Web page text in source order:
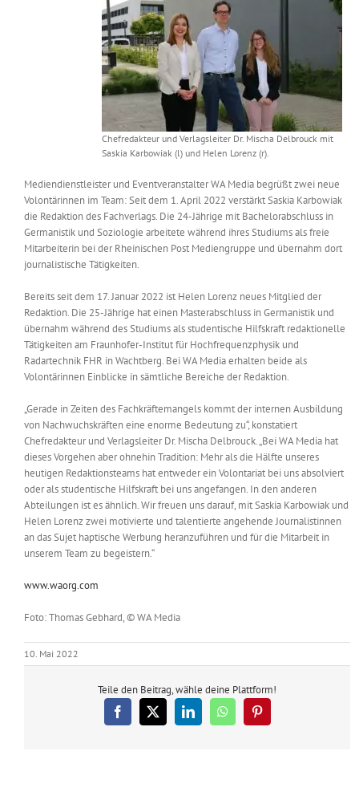
Product Guide
Suche
nach:
Chefredakteur und Verlagsleiter Dr. Mischa Delbrouck mit
Saskia Karbowiak (l) und Helen Lorenz (r).
Mediendienstleister und Eventveranstalter WA Media begrüßt zwei neue
Volontärinnen im Team: Seit dem 1. April 2022 verstärkt Saskia Karbowiak
die Redaktion des Fachverlags. Die 24-Jährige mit Bachelorabschluss in
Germanistik und Soziologie arbeitete während ihres Studiums als freie
Mitarbeiterin bei der Rheinischen Post Mediengruppe und übernahm dort
journalistische Tätigkeiten.
Bereits seit dem 17. Januar 2022 ist Helen Lorenz neues Mitglied der
Redaktion. Die 25-Jährige hat einen Masterabschluss in Germanistik und
übernahm während des Studiums als studentische Hilfskraft redaktionelle
Tätigkeiten am Fraunhofer-Institut für Hochfrequenzphysik und
Radartechnik FHR in Wachtberg. Bei WA Media erhalten beide als
Volontärinnen Einblicke in sämtliche Bereiche der Redaktion.
„Gerade in Zeiten des Fachkräftemangels kommt der internen Ausbildung
von Nachwuchskräften eine enorme Bedeutung zu“, konstatiert
Chefredakteur und Verlagsleiter Dr. Mischa Delbrouck. „Bei WA Media hat
dieses Vorgehen aber ohnehin Tradition: Mehr als die Hälfte unseres
heutigen Redaktionsteams hat entweder ein Volontariat bei uns absolviert
oder als studentische Hilfskraft bei uns angefangen. In den anderen
Abteilungen ist es ähnlich. Wir freuen uns darauf, mit Saskia Karbowiak und
Helen Lorenz zwei motivierte und talentierte angehende Journalistinnen
an das Sujet haptische Werbung heranzuführen und für die Mitarbeit in
unserem Team zu begeistern.“
www.waorg.com
Foto: Thomas Gebhard, © WA Media
10. Mai 2022
Teile den Beitrag, wähle deine Plattform!
Facebook
X LinkedInWhatsAppPinterest